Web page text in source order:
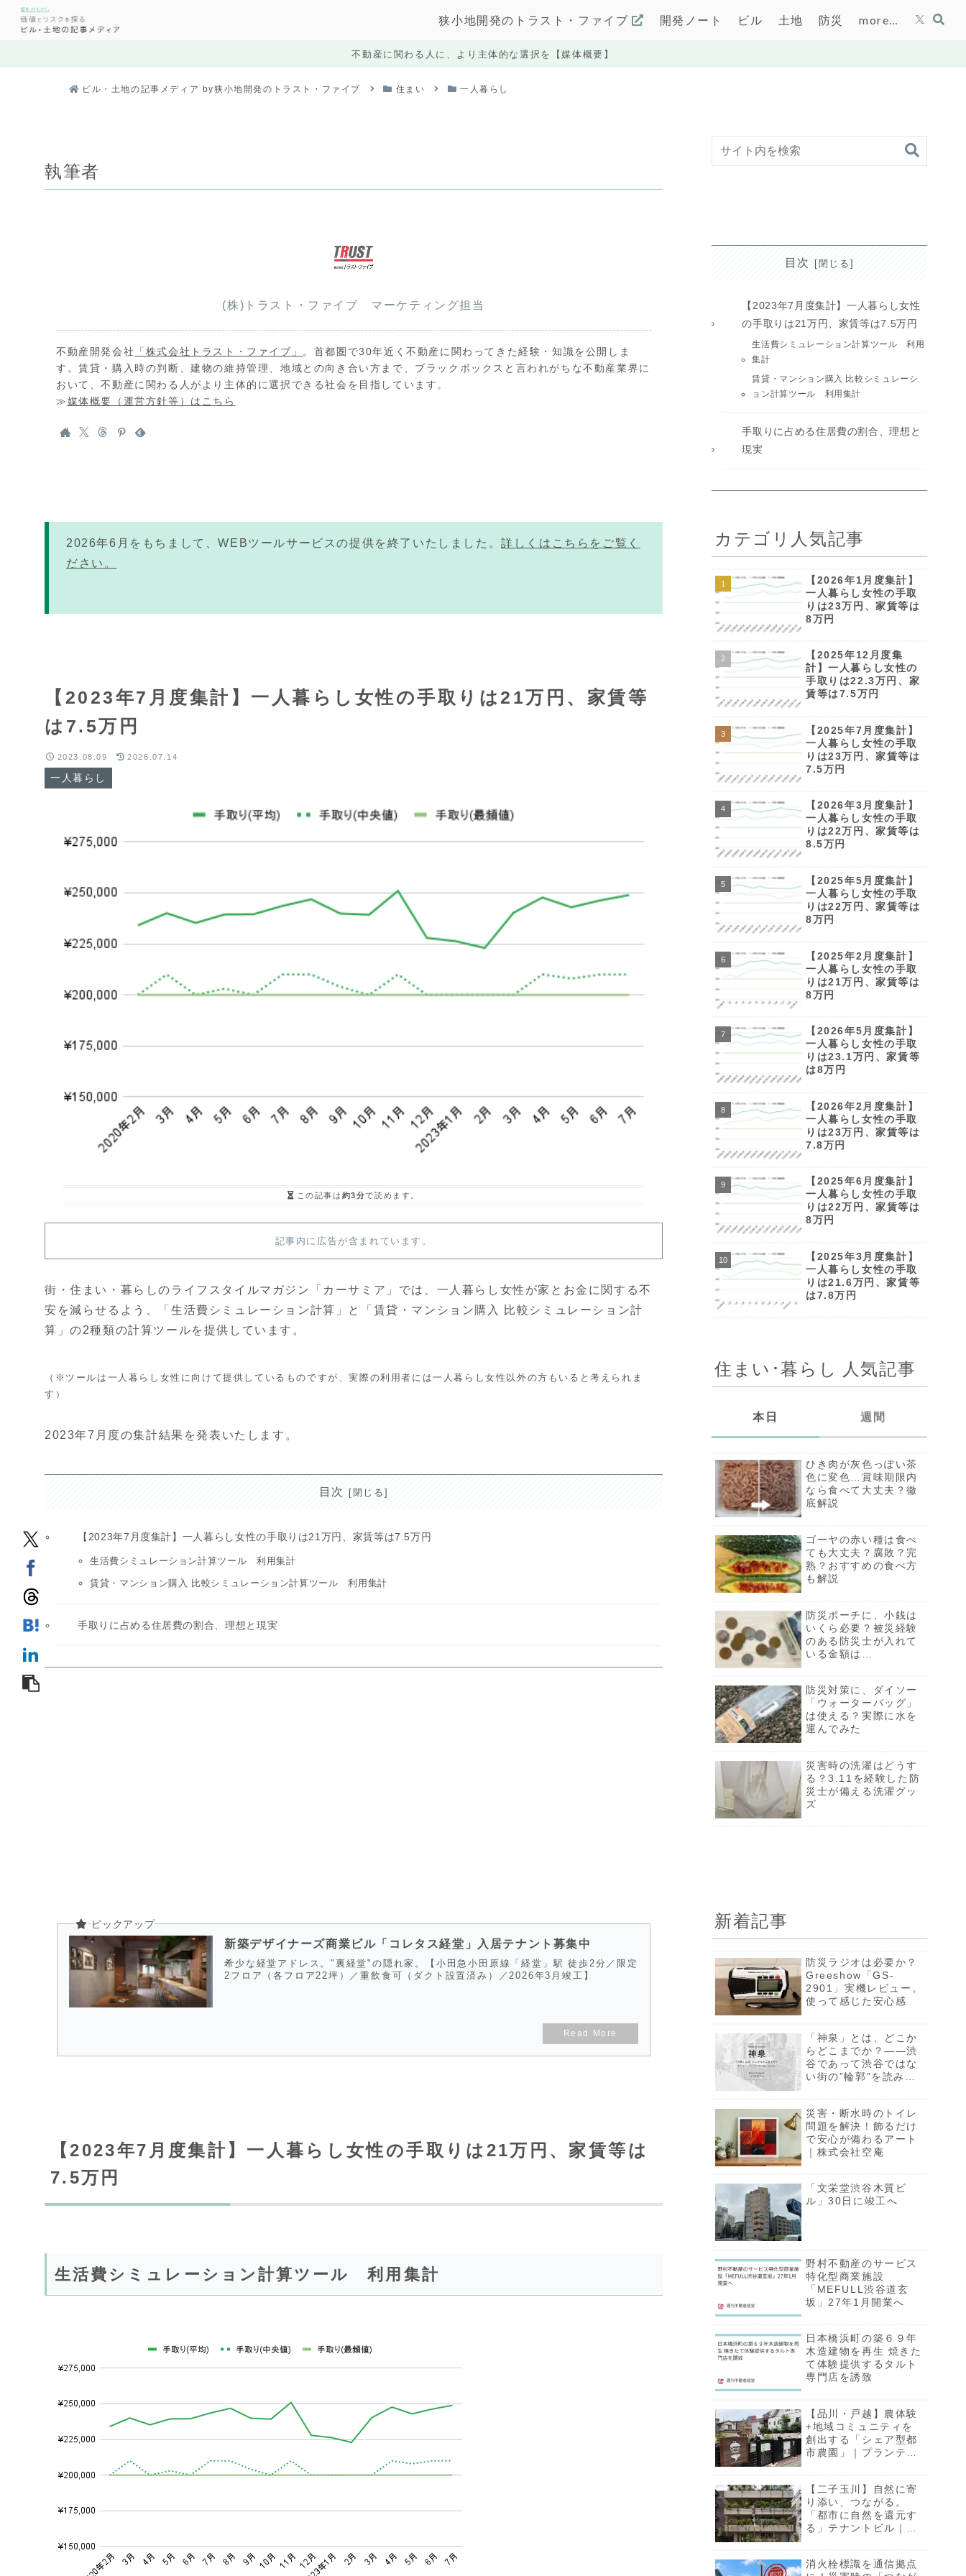
狭小地開発のトラスト・ファイブ 開発ノート ビル 土地 防災 more…
不動産に関わる人に、より主体的な選択を【媒体概要】
ビル・土地の記事メディア by狭小地開発のトラスト・ファイブ 住まい 一人暮らし
【2023年7月度集計】一人暮らし女性の手取りは21万円、家賃等
は7.5万円
一人暮らし
2023.08.09 2026.07.14
この記事は 約3分で読めます。
記事内に広告が含まれています。
執筆者
(株)トラスト・ファイブ マーケティング担当
不動産開発会社 「株式会社トラスト・ファイブ」
。首都圏で30年近く不動産に関わってきた経験・知識を公開しま
す。賃貸・購入時の判断、建物の維持管理、地域との向き合い方まで、ブラックボックスと言われがちな不動産業界に
おいて、不動産に関わる人がより主体的に選択できる社会を目指しています。
≫媒体概要（運営方針等）はこちら
2026年6月をもちまして、WEBツールサービスの提供を終了いたしました。詳しくはこちらをご覧く
ださい。
街・住まい・暮らしのライフスタイルマガジン「カーサミア」では、一人暮らし女性が家とお金に関する不
安を減らせるよう、「生活費シミュレーション計算」と「賃貸・マンション購入 比較シミュレーション計
算」の2種類の計算ツールを提供しています。
（※ツールは一人暮らし女性に向けて提供しているものですが、実際の利用者には一人暮らし女性以外の方もいると考えられま
す）
2023年7月度の集計結果を発表いたします。
目次
【2023年7月度集計】一人暮らし女性の手取りは21万円、家賃等は7.5万円
生活費シミュレーション計算ツール 利用集計
賃貸・マンション購入 比較シミュレーション計算ツール 利用集計
手取りに占める住居費の割合、理想と現実
新築デザイナーズ商業ビル「コレタス経堂」入居テナント募集中
希少な経堂アドレス。"裏経堂"の隠れ家。【小田急小田原線「経堂」駅 徒歩2分／限定
2フロア（各フロア22坪）／重飲食可（ダクト設置済み）／2026年3月竣工】
【2023年7月度集計】一人暮らし女性の手取りは21万円、家賃等は
7.5万円
生活費シミュレーション計算ツール 利用集計
目次
【2023年7月度集計】一人暮らし女性
の手取りは21万円、家賃等は7.5万円
生活費シミュレーション計算ツール 利用
集計
賃貸・マンション購入 比較シミュレーシ
ョン計算ツール 利用集計
手取りに占める住居費の割合、理想と
現実
カテゴリ人気記事
【2026年1月度集計】
一人暮らし女性の手取
りは23万円、家賃等は
8万円
【2025年12月度集
計】一人暮らし女性の
手取りは22.3万円、家
賃等は7.5万円
【2025年7月度集計】
一人暮らし女性の手取
りは23万円、家賃等は
7.5万円
【2026年3月度集計】
一人暮らし女性の手取
りは22万円、家賃等は
8.5万円
【2025年5月度集計】
一人暮らし女性の手取
りは22万円、家賃等は
8万円
【2025年2月度集計】
一人暮らし女性の手取
りは21万円、家賃等は
8万円
【2026年5月度集計】
一人暮らし女性の手取
りは23.1万円、家賃等
は8万円
【2026年2月度集計】
一人暮らし女性の手取
りは23万円、家賃等は
7.8万円
【2025年6月度集計】
一人暮らし女性の手取
りは22万円、家賃等は
8万円
【2025年3月度集計】
一人暮らし女性の手取
りは21.6万円、家賃等
は7.8万円
住まい･暮らし 人気記事
本日
ひき肉が灰色っぽい茶
色に変色…賞味期限内
なら食べて大丈夫？徹
底解説
ゴーヤの赤い種は食べ
ても大丈夫？腐敗？完
熟？おすすめの食べ方
も解説
防災ポーチに、小銭は
いくら必要？被災経験
のある防災士が入れて
いる金額は…
防災対策に、ダイソー
「ウォーターバッグ」
は使える？実際に水を
運んでみた
災害時の洗濯はどうす
る？3.11を経験した防
災士が備える洗濯グッ
ズ
週間
ひき肉が灰色っぽい茶
色に変色…賞味期限内
なら食べて大丈夫？徹
底解説
防災対策に、ダイソー
「ウォーターバッグ」
は使える？実際に水を
運んでみた
災害時の洗濯はどうす
る？3.11を経験した防
災士が備える洗濯グッ
ズ
ゴーヤの赤い種は食べ
ても大丈夫？腐敗？完
熟？おすすめの食べ方
も解説
防災ポーチに、小銭は
いくら必要？被災経験
のある防災士が入れて
いる金額は…
新着記事
防災ラジオは必要か？
Greeshow「GS-
2901」実機レビュー。
使って感じた安心感
「神泉」とは、どこか
らどこまでか？――渋
谷であって渋谷ではな
い街の”輪郭”を読み解
災害・断水時のトイレ
問題を解決！飾るだけ
で安心が備わるアート
｜株式会社空庵
「文栄堂渋谷木質ビ
ル」30日に竣工へ
野村不動産のサービス
特化型商業施設
「MEFULL渋谷道玄
坂」27年1月開業へ
日本橋浜町の築６９年
木造建物を再生 焼きた
て体験提供するタルト
専門店を誘致
【品川・戸越】農体験
+地域コミュニティを
創出する「シェア型都
市農園」｜プランティ
【二子玉川】自然に寄
り添い、つながる。
「都市に自然を還元す
る」テナントビル｜株
消火栓標識を通信拠点